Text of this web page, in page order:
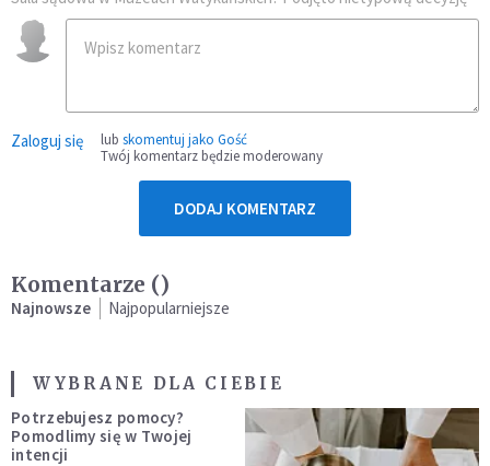
Zaloguj się lub skomentuj jako Gość
Twój komentarz będzie moderowany
DODAJ KOMENTARZ
Komentarze ()
Najnowsze Najpopularniejsze
WYBRANE DLA CIEBIE
Potrzebujesz pomocy?
Pomodlimy się w Twojej
intencji